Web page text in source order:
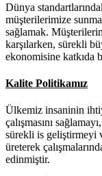
Dünya
müşterilerimize
sağlamak.
karşılarken, sürekli
ekonomisine katkıda
Kalite Politikamız
Ülkemiz insaninin
çalışmasını
sürekli is geliştirmeyi
üreterek
edinmiştir.